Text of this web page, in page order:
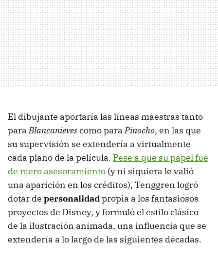
El dibujante aportaría las líneas maestras tanto
paraBlancanievescomo paraPinocho, en las que
su supervisión se extendería a virtualmente
cada plano de la película. Pese a que su papel fue
de mero asesoramiento (y ni siquiera le valió
una aparición en los créditos), Tenggren logró
dotar de personalidadpropia a los fantasiosos
proyectos de Disney, y formuló el estilo clásico
de la ilustración animada, una influencia que se
extendería a lo largo de las siguientes décadas.